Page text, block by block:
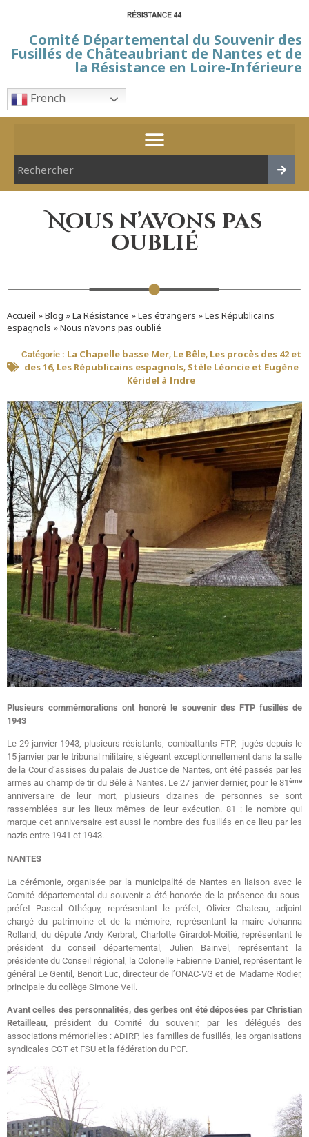
Comité Départemental du Souvenir des
Fusillés de Châteaubriant de Nantes et de
la Résistance en Loire-Inférieure
French
Nous n’avons pas
oublié
Accueil »Blog »La Résistance »Les étrangers »Les Républicains
espagnols »Nous n’avons pas oublié
Catégorie : La Chapelle basse Mer, Le Bêle, Les procès des 42 et
des 16, Les Républicains espagnols, Stèle Léoncie et Eugène
Kéridel à Indre
Plusieurs commémorations ont honoré le souvenir des FTP fusillés de
1943
Le 29 janvier 1943, plusieurs résistants, combattants FTP, jugés depuis le
15 janvier par le tribunal militaire, siégeant exceptionnellement dans la salle
de la Cour d’assises du palais de Justice de Nantes, ont été passés par les
armes au champ de tir du Bêle à Nantes. Le 27 janvier dernier, pour le 81ème
anniversaire de leur mort, plusieurs dizaines de personnes se sont
rassemblées sur les lieux mêmes de leur exécution. 81 : le nombre qui
marque cet anniversaire est aussi le nombre des fusillés en ce lieu par les
nazis entre 1941 et 1943.
NANTES
La cérémonie, organisée par la municipalité de Nantes en liaison avec le
Comité départemental du souvenir a été honorée de la présence du sous-
préfet Pascal Othéguy, représentant le préfet, Olivier Chateau, adjoint
chargé du patrimoine et de la mémoire, représentant la maire Johanna
Rolland, du député Andy Kerbrat, Charlotte Girardot-Moitié, représentant le
président du conseil départemental, Julien Bainvel, représentant la
présidente du Conseil régional, la Colonelle Fabienne Daniel, représentant le
général Le Gentil, Benoit Luc, directeur de l’ONAC-VG et de Madame Rodier,
principale du collège Simone Veil.
Avant celles des personnalités, des gerbes ont été déposées par Christian
Retailleau, président du Comité du souvenir, par les délégués des
associations mémorielles : ADIRP, les familles de fusillés, les organisations
syndicales CGT et FSU et la fédération du PCF.